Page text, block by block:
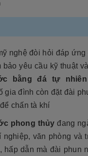
nghệ đòi hỏi đáp
bảo yêu cầu kỹ thuật
bằng đá tự nhiên
gia đình còn đặt đài
chấn tà khí
phong thủy đang
văn phòng và
hấp dẫn mà đài phun